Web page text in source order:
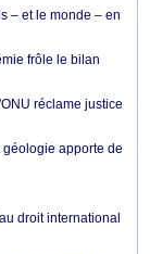
– et le monde – en
frôle le bilan
réclame justice
apporte de
droit international